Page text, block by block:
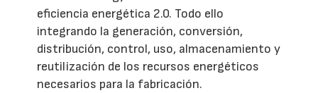
eficiencia energética 2.0. Todo ello
integrando la generación, conversión,
distribución, control, uso, almacenamiento y
reutilización de los recursos energéticos
necesarios para la fabricación.